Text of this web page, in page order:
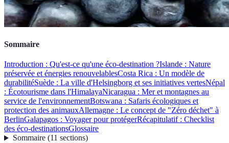
Sommaire
Introduction : Qu'est-ce qu'une éco-destination ?Islande : Nature
préservée et énergies renouvelablesCosta Rica : Un modèle de
durabilitéSuède : La ville d'Helsingborg et ses initiatives vertesNépal
: Écotourisme dans l'HimalayaNicaragua : Mer et montagnes au
service de l'environnementBotswana : Safaris écologiques et
protection des animauxAllemagne : Le concept de "Zéro déchet" à
BerlinGalapagos : Voyager pour protégerRécapitulatif : Checklist
des éco-destinationsGlossaire
Sommaire(11 sections)